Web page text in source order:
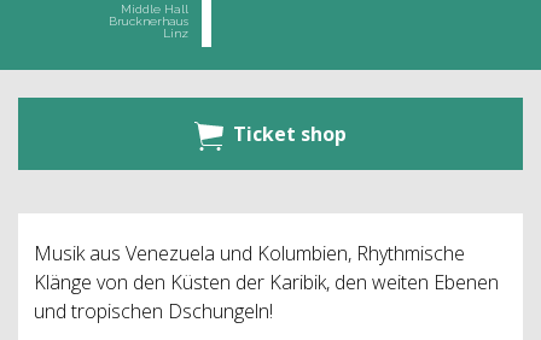
Middle Hall
Brucknerhaus
Linz
Ticket shop
Musik aus Venezuela und Kolumbien, Rhythmische
Klänge von den Küsten der Karibik, den weiten Ebenen
und tropischen Dschungeln!